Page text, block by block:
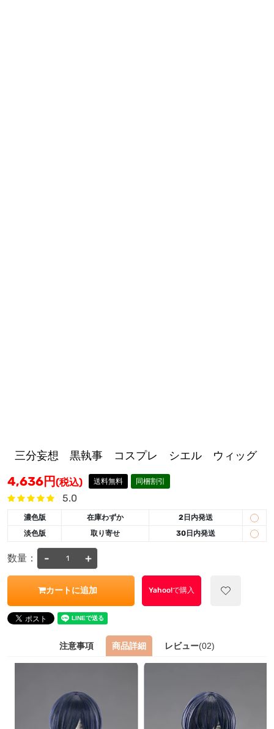
三分妄想 黒執事 コスプレ シエル ウィッグ
4,636円(税込) 送料無料 同梱割引
5.0
濃色版 在庫わずか
2日内発送
淡色版
取り寄せ 30日内発送
数量： - +
カートに追加 Yahoo!で購入
注意事項 商品詳細 レビュー(02)